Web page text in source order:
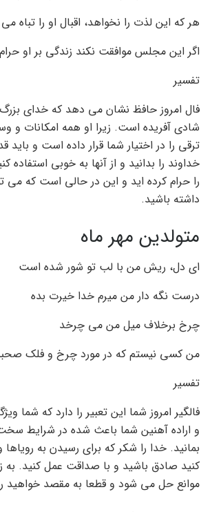
هر که این لذت را نخواهد، اقبال او را تباه
اگر این مجلس موافقت نکند زندگی بر او
تفسیر
فال امروز حافظ نشان می دهد که خدای
شادی آفریده است. زیرا او همه امکانات و
ترقی را در اختیار شما قرار داده است و
خداوند را بدانید و از آنها به خوبی استفاده
را حرام کرده اید و این در حالی است که می
داشته باشید.
متولدین مهر ماه
ای دل، ریش من با لب تو شور شده است
درست نگه دار من میرم خدا خیرت بده
چرخ برخلاف میل من می چرخد
من کسی نیستم که در مورد چرخ و فلک
تفسیر
فالگیر امروز شما این تعبیر را دارد که شما
و اراده آهنین شما باعث شده در شرایط
بمانید. خدا را شکر که برای رسیدن به
کنید صادق باشید و با صداقت عمل کنید.
موانع حل می شود و قطعا به مقصد خواهید